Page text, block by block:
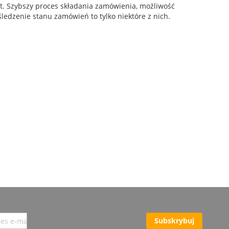
Szybszy proces składania zamówienia, możliwość
stanu zamówień to tylko niektóre z nich.
Subskrybuj